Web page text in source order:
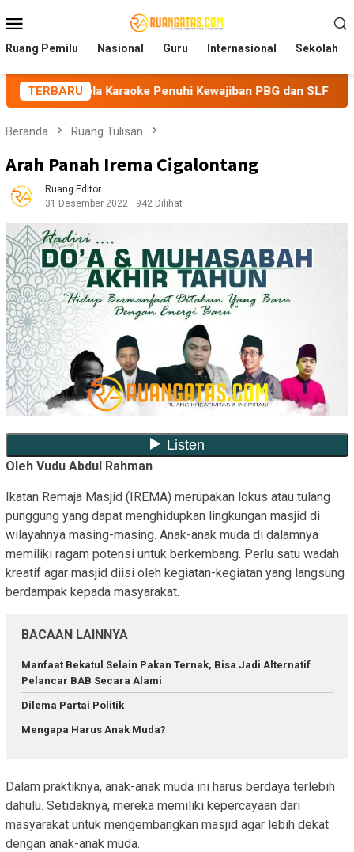
ke
kontenMobile
Ruang Pemilu Nasional Guru Internasional Sekolah
TERBARU
Karaoke Penuhi Kewajiban PBG dan SLF BEM
Beranda Ruang Tulisan
Arah Panah Irema Cigalontang
Ruang Editor
31 Desember 2022
942 Dilihat
Oleh Vudu Abdul Rahman
Ikatan Remaja Masjid (IREMA) merupakan lokus atau tulang
punggung yang dapat menghidupkan lingkungan masjid di
wilayahnya masing-masing. Anak-anak muda di dalamnya
memiliki ragam potensi untuk berkembang. Perlu satu wadah
kreatif agar masjid diisi oleh kegiatan-kegiatan yang langsung
berdampak kepada masyarakat.
BACAAN LAINNYA
Manfaat Bekatul Selain Pakan Ternak, Bisa Jadi Alternatif
Pelancar BAB Secara Alami
Dilema Partai Politik
Mengapa Harus Anak Muda?
Dalam praktiknya, anak-anak muda ini harus berdaya terlebih
dahulu. Setidaknya, mereka memiliki kepercayaan dari
masyarakat untuk mengembangkan masjid agar lebih dekat
dengan anak-anak muda.